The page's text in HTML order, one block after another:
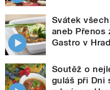
Svátek
aneb Přenos
Gastro v
Soutěž o
guláš při Dni